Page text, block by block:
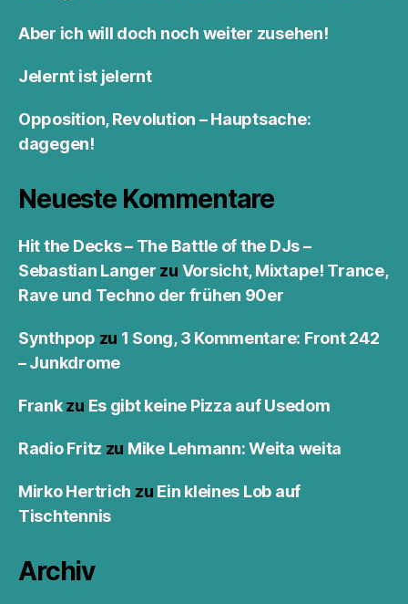
Aber ich will doch noch weiter zusehen!
Jelernt ist jelernt
Opposition, Revolution – Hauptsache:
dagegen!
Neueste Kommentare
Hit the Decks – The Battle of the DJs –
Sebastian Langer zu Vorsicht, Mixtape! Trance,
Rave und Techno der frühen 90er
Synthpop zu 1 Song, 3 Kommentare: Front 242
– Junkdrome
Frankzu Es gibt keine Pizza auf Usedom
Radio Fritz zu Mike Lehmann: Weita weita
Mirko Hertrich zu Ein kleines Lob auf
Tischtennis
Archiv